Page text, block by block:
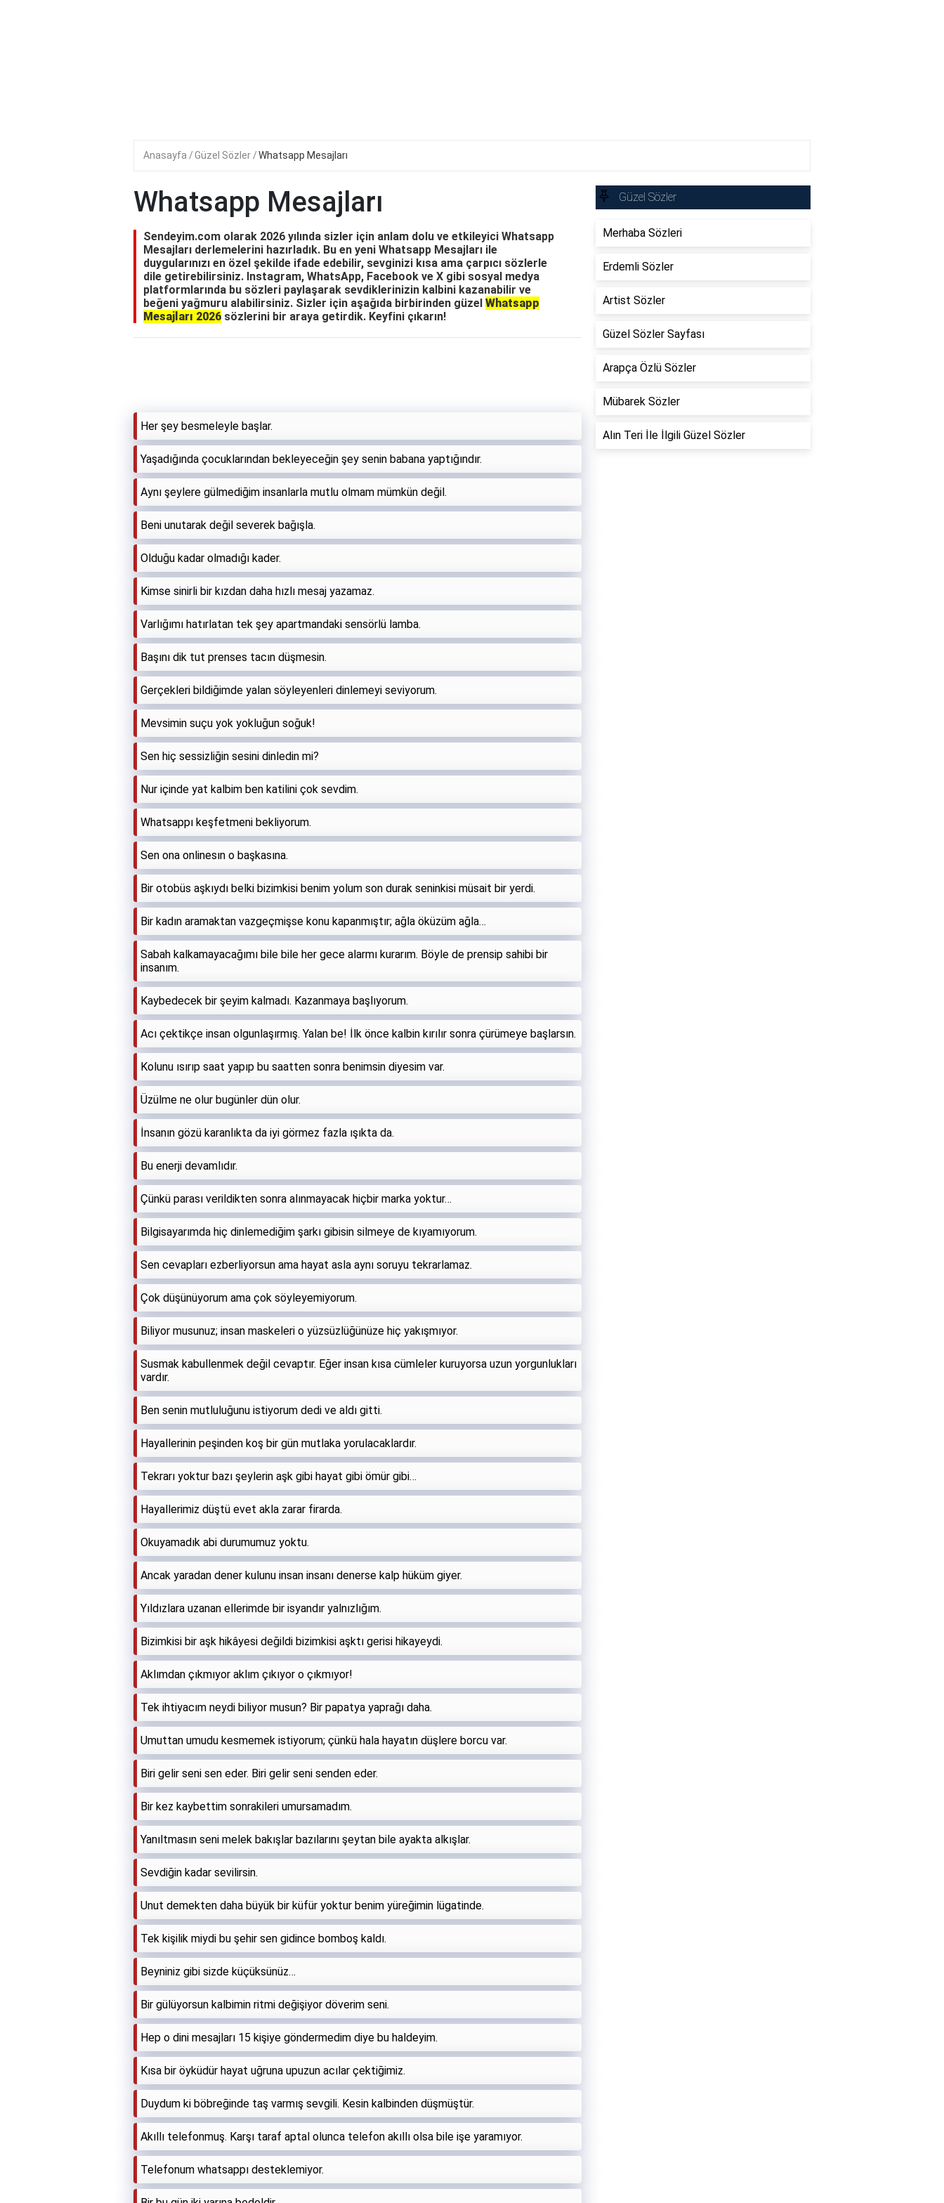
Anasayfa Güzel Sözler Whatsapp Mesajları
Whatsapp Mesajları
Sendeyim.com olarak 2026 yılında sizler için anlam dolu ve etkileyici Whatsapp
Mesajları derlemelerini hazırladık. Bu en yeni Whatsapp Mesajları ile
duygularınızı en özel şekilde ifade edebilir, sevginizi kısa ama çarpıcı sözlerle
dile getirebilirsiniz. Instagram, WhatsApp, Facebook ve X gibi sosyal medya
platformlarında bu sözleri paylaşarak sevdiklerinizin kalbini kazanabilir ve
beğeni yağmuru alabilirsiniz. Sizler için aşağıda birbirinden güzel Whatsapp
Mesajları 2026 sözlerini bir araya getirdik. Keyfini çıkarın!
Her şey besmeleyle başlar.
Yaşadığında çocuklarından bekleyeceğin şey senin babana yaptığındır.
Aynı şeylere gülmediğim insanlarla mutlu olmam mümkün değil.
Beni unutarak değil severek bağışla.
Olduğu kadar olmadığı kader.
Kimse sinirli bir kızdan daha hızlı mesaj yazamaz.
Varlığımı hatırlatan tek şey apartmandaki sensörlü lamba.
Başını dik tut prenses tacın düşmesin.
Gerçekleri bildiğimde yalan söyleyenleri dinlemeyi seviyorum.
Mevsimin suçu yok yokluğun soğuk!
Sen hiç sessizliğin sesini dinledin mi?
Nur içinde yat kalbim ben katilini çok sevdim.
Whatsappı keşfetmeni bekliyorum.
Sen ona onlinesın o başkasına.
Bir otobüs aşkıydı belki bizimkisi benim yolum son durak seninkisi müsait bir yerdi.
Bir kadın aramaktan vazgeçmişse konu kapanmıştır; ağla öküzüm ağla…
Sabah kalkamayacağımı bile bile her gece alarmı kurarım. Böyle de prensip sahibi bir
insanım.
Kaybedecek bir şeyim kalmadı. Kazanmaya başlıyorum.
Acı çektikçe insan olgunlaşırmış. Yalan be! İlk önce kalbin kırılır sonra çürümeye başlarsın.
Kolunu ısırıp saat yapıp bu saatten sonra benimsin diyesim var.
Üzülme ne olur bugünler dün olur.
İnsanın gözü karanlıkta da iyi görmez fazla ışıkta da.
Bu enerji devamlıdır.
Çünkü parası verildikten sonra alınmayacak hiçbir marka yoktur…
Bilgisayarımda hiç dinlemediğim şarkı gibisin silmeye de kıyamıyorum.
Sen cevapları ezberliyorsun ama hayat asla aynı soruyu tekrarlamaz.
Çok düşünüyorum ama çok söyleyemiyorum.
Biliyor musunuz; insan maskeleri o yüzsüzlüğünüze hiç yakışmıyor.
Susmak kabullenmek değil cevaptır. Eğer insan kısa cümleler kuruyorsa uzun yorgunlukları
vardır.
Ben senin mutluluğunu istiyorum dedi ve aldı gitti.
Hayallerinin peşinden koş bir gün mutlaka yorulacaklardır.
Tekrarı yoktur bazı şeylerin aşk gibi hayat gibi ömür gibi…
Hayallerimiz düştü evet akla zarar firarda.
Okuyamadık abi durumumuz yoktu.
Ancak yaradan dener kulunu insan insanı denerse kalp hüküm giyer.
Yıldızlara uzanan ellerimde bir isyandır yalnızlığım.
Bizimkisi bir aşk hikâyesi değildi bizimkisi aşktı gerisi hikayeydi.
Aklımdan çıkmıyor aklım çıkıyor o çıkmıyor!
Tek ihtiyacım neydi biliyor musun? Bir papatya yaprağı daha.
Umuttan umudu kesmemek istiyorum; çünkü hala hayatın düşlere borcu var.
Biri gelir seni sen eder. Biri gelir seni senden eder.
Bir kez kaybettim sonrakileri umursamadım.
Yanıltmasın seni melek bakışlar bazılarını şeytan bile ayakta alkışlar.
Sevdiğin kadar sevilirsin.
Unut demekten daha büyük bir küfür yoktur benim yüreğimin lügatinde.
Tek kişilik miydi bu şehir sen gidince bomboş kaldı.
Beyniniz gibi sizde küçüksünüz…
Bir gülüyorsun kalbimin ritmi değişiyor döverim seni.
Hep o dini mesajları 15 kişiye göndermedim diye bu haldeyim.
Kısa bir öyküdür hayat uğruna upuzun acılar çektiğimiz.
Duydum ki böbreğinde taş varmış sevgili. Kesin kalbinden düşmüştür.
Akıllı telefonmuş. Karşı taraf aptal olunca telefon akıllı olsa bile işe yaramıyor.
Telefonum whatsappı desteklemiyor.
Güzel Sözler
Merhaba Sözleri
Erdemli Sözler
Artist Sözler
Güzel Sözler Sayfası
Arapça Özlü Sözler
Mübarek Sözler
Alın Teri İle İlgili Güzel Sözler